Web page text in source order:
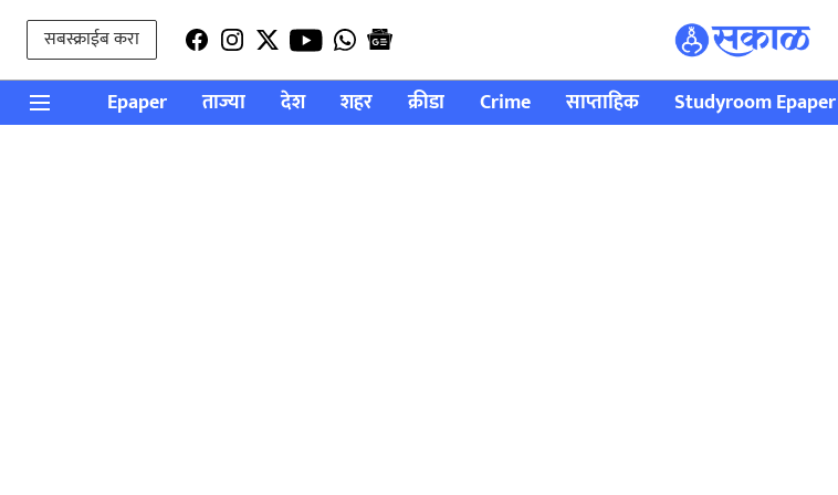
सबस्क्राईब करा
Epaper ताज्या देश शहर क्रीडा Crime साप्ताहिक Studyroom Epaper